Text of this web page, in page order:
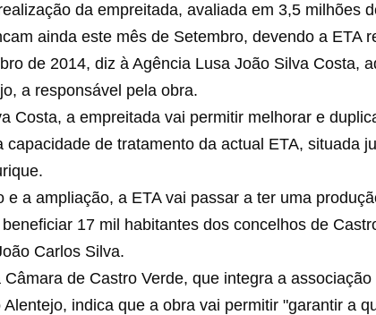
da empreitada, avaliada em 3,5 milhões
ainda este mês de Setembro, devendo a ETA
de 2014, diz à Agência Lusa João Silva Costa,
a responsável pela obra.
Costa, a empreitada vai permitir melhorar e
capacidade de tratamento da actual ETA, situada
e a ampliação, a ETA vai passar a ter uma
17 mil habitantes dos concelhos de
Carlos Silva.
de Castro Verde, que integra a
indica que a obra vai permitir "garantir a